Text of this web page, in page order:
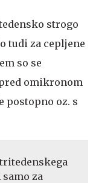
strogo
tudi za cepljene
so se
omikronom
postopno oz. s
za